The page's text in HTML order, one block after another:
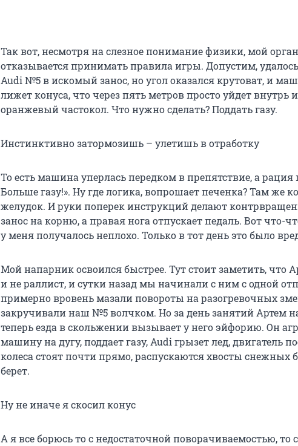
Так вот, несмотря на слезное понимание физики, мой
отказывается принимать правила игры. Допустим,
Audi №5 в искомый занос, но угол оказался крутоват, и
лижет конуса, что через пять метров просто уйдет внутрь
оранжевый частокол. Что нужно сделать? Поддать газу.
Инстинктивно затормозишь – улетишь в отработку
То есть машина уперлась передком в препятствие, а рация
Больше газу!». Ну где логика, вопрошает печенка? Там же
желудок. И руки поперек инструкций делают
занос на корню, а правая нога отпускает педаль. Вот что-
у меня получалось неплохо. Только в тот день это было
Мой напарник освоился быстрее. Тут стоит заметить, что
и не раллист, и сутки назад мы начинали с ним с одной
примерно вровень мазали повороты на разогревочных
закручивали наш №5 волчком. Но за день занятий Артем
теперь езда в скольжении вызывает у него эйфорию. Он
машину на дугу, поддает газу, Audi грызет лед, двигатель
колеса стоят почти прямо, распускаются хвосты снежных
берет.
Ну не иначе я скосил конус
А я все борюсь то с недостаточной поворачиваемостью, то